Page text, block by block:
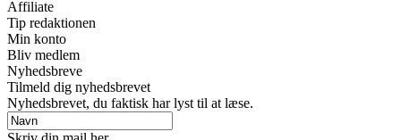
Affiliate
Tip redaktionen
Min konto
Bliv medlem
Nyhedsbreve
Tilmeld dig nyhedsbrevet
Nyhedsbrevet, du faktisk har lyst til at læse.